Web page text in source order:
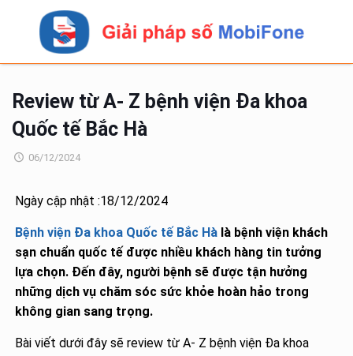
Review từ A- Z bệnh viện Đa khoa
Quốc tế Bắc Hà
06/12/2024
Ngày cập nhật :18/12/2024
Bệnh viện Đa khoa Quốc tế Bắc Hà là bệnh viện khách
sạn chuẩn quốc tế được nhiều khách hàng tin tưởng
lựa chọn. Đến đây, người bệnh sẽ được tận hưởng
những dịch vụ chăm sóc sức khỏe hoàn hảo trong
không gian sang trọng.
Bài viết dưới đây sẽ review từ A- Z bệnh viện Đa khoa